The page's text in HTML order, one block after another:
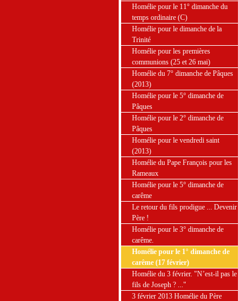
Homélie pour le 11° dimanche du
temps ordinaire (C)
Homélie pour le dimanche de la
Trinité
Homélie pour les premières
communions (25 et 26 mai)
Homélie du 7° dimanche de Pâques
(2013)
Homélie pour le 5° dimanche de
Pâques
Homélie pour le 2° dimanche de
Pâques
Homélie pour le vendredi saint
(2013)
Homélie du Pape François pour les
Rameaux
Homélie pour le 5° dimanche de
carême
Le retour du fils prodigue ... Devenir
Père !
Homélie pour le 3° dimanche de
carême.
Homélie pour le 1° dimanche de
carême (17 février)
Homélie du 3 février. "N’est-il pas le
fils de Joseph ? ..."
3 février 2013 Homélie du Père